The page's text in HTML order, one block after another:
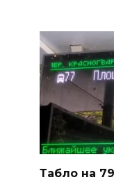
Табло на